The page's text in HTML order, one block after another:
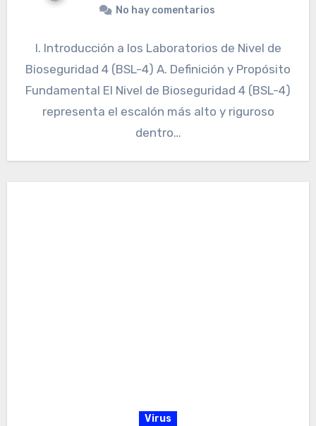
No hay comentarios
I. Introducción a los Laboratorios de Nivel de
Bioseguridad 4 (BSL-4) A. Definición y Propósito
Fundamental El Nivel de Bioseguridad 4 (BSL-4)
representa el escalón más alto y riguroso
dentro…
Virus